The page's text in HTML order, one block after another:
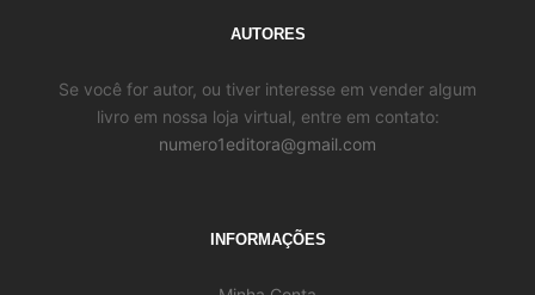
AUTORES
Se você for autor, ou tiver interesse em vender algum
livro em nossa loja virtual, entre em contato:
numero1editora@gmail.com
INFORMAÇÕES